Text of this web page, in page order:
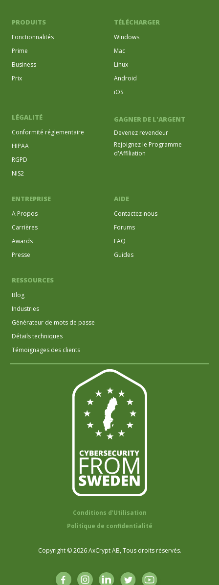
PRODUITS
Fonctionnalités
Prime
Business
Prix
TÉLÉCHARGER
Windows
Mac
Linux
Android
iOS
LÉGALITÉ
Conformité réglementaire
HIPAA
RGPD
NIS2
GAGNER DE L'ARGENT
Devenez revendeur
Rejoignez le Programme
d'Affiliation
ENTREPRISE
A Propos
Carrières
Awards
Presse
AIDE
Contactez-nous
Forums
FAQ
Guides
RESSOURCES
Blog
Industries
Générateur de mots de passe
Détails techniques
Témoignages des clients
Conditions d'Utilisation
Politique de confidentialité
Copyright © 2026 AxCrypt AB, Tous droits réservés.